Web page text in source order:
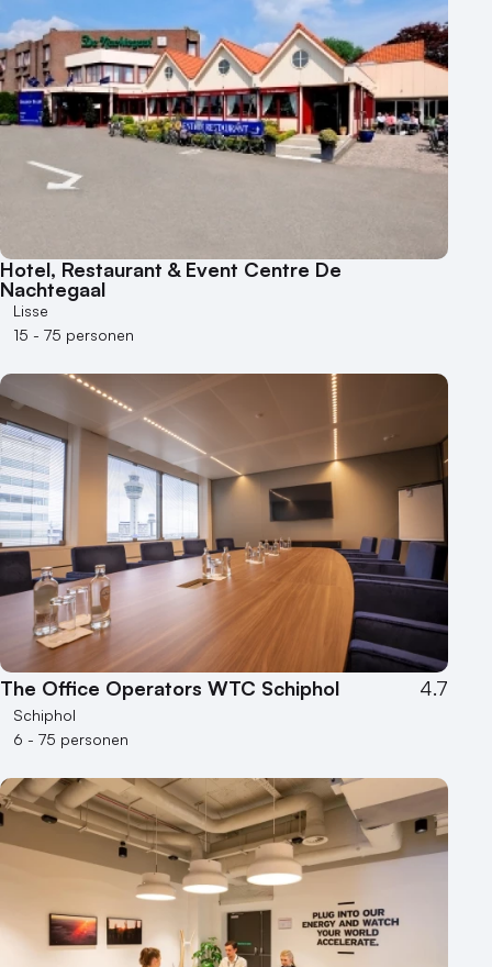
Hotel, Restaurant & Event Centre De
Nachtegaal
Lisse
15 - 75 personen
The Office Operators WTC Schiphol 4.7
Schiphol
6 - 75 personen